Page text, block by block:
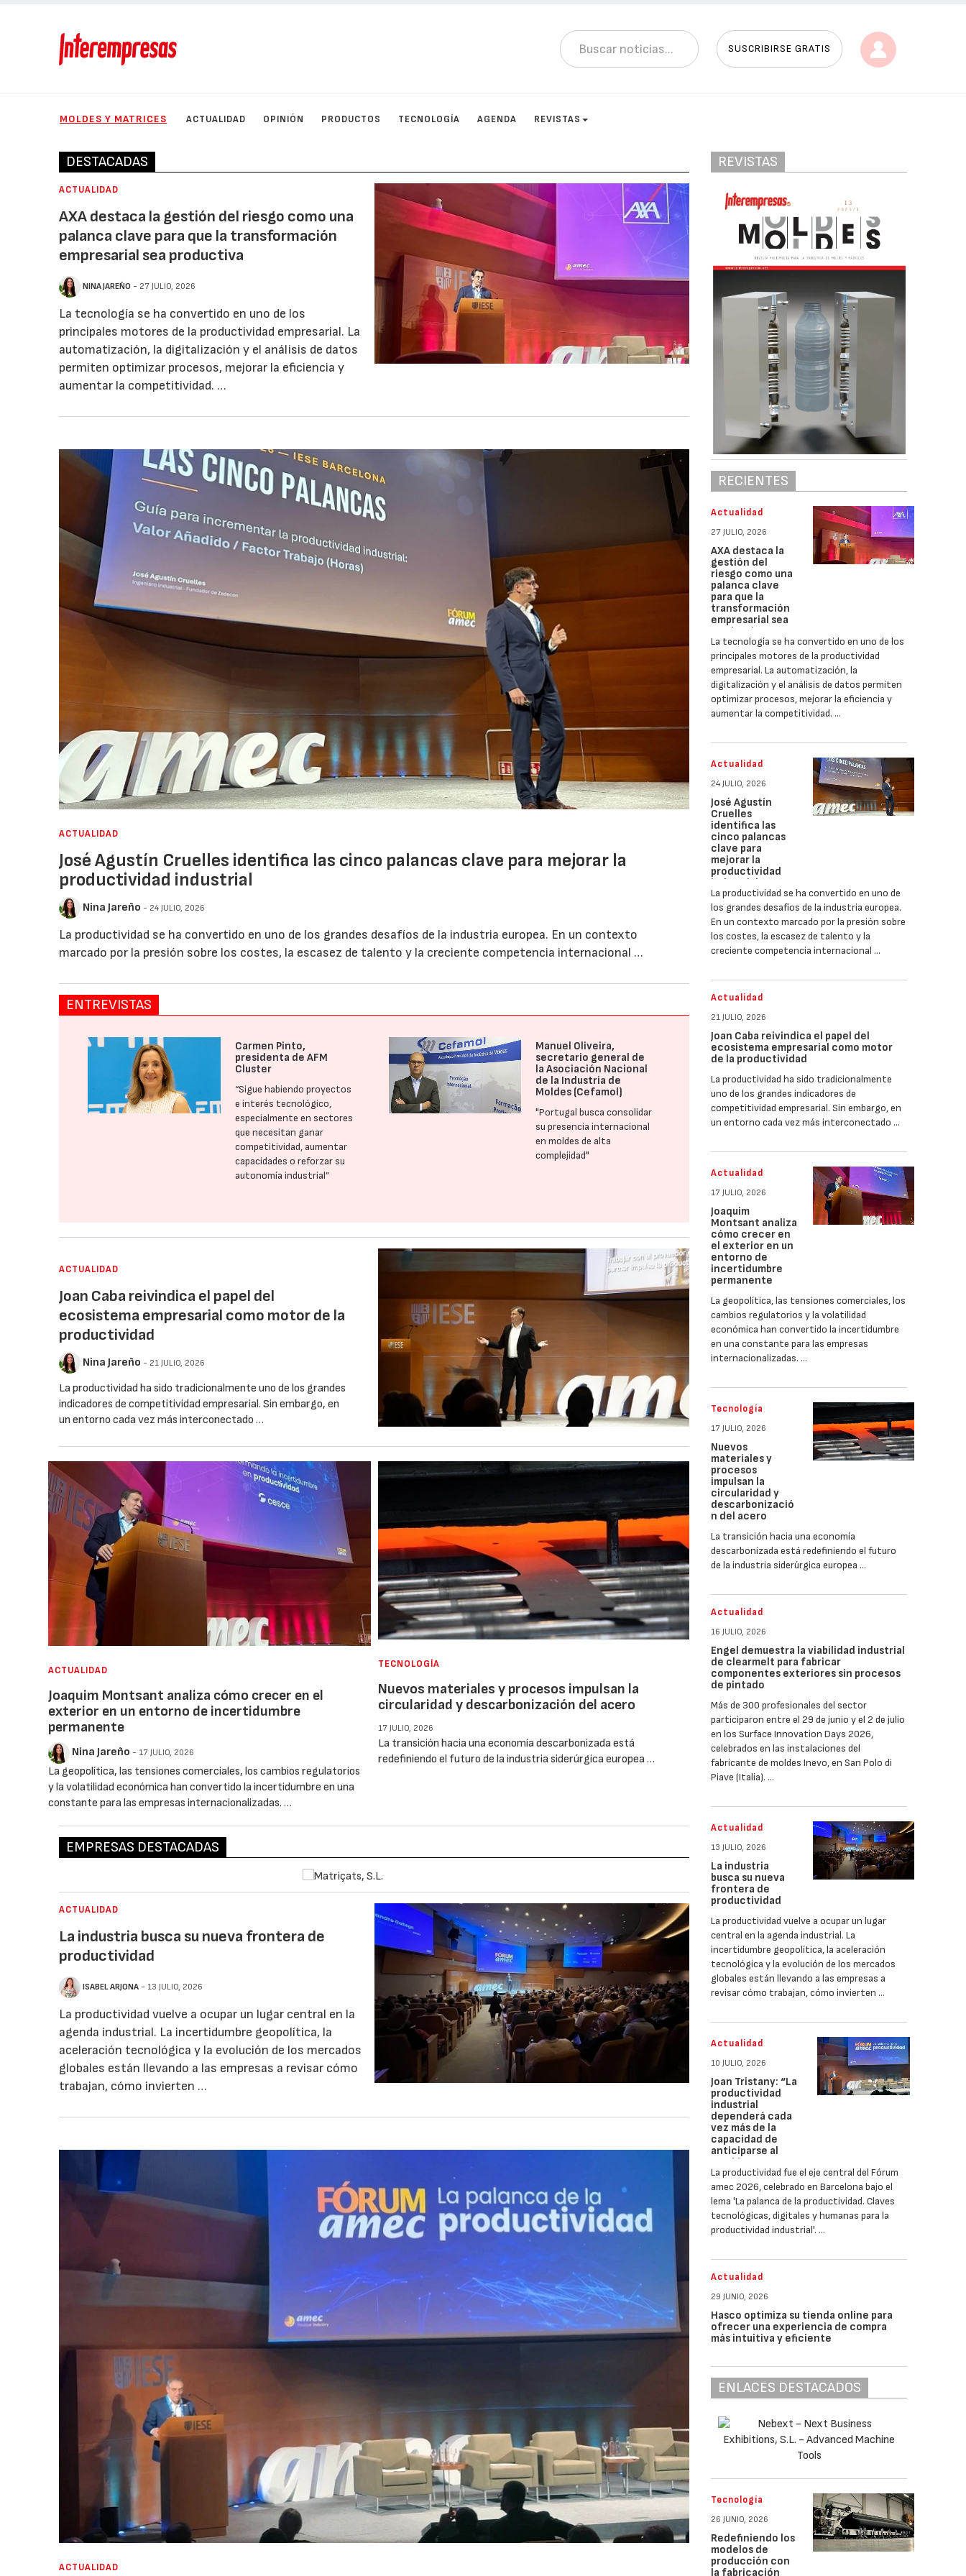
SUSCRIBIRSE GRATIS
MOLDES Y MATRICES ACTUALIDAD OPINIÓN PRODUCTOS TECNOLOGÍA AGENDA REVISTAS
DESTACADAS
ACTUALIDAD
AXA destaca la gestión del riesgo como una
palanca clave para que la transformación
empresarial sea productiva
NINA JAREÑO - 27 JULIO, 2026
La tecnología se ha convertido en uno de los
principales motores de la productividad empresarial. La
automatización, la digitalización y el análisis de datos
permiten optimizar procesos, mejorar la eficiencia y
aumentar la competitividad. …
ACTUALIDAD
José Agustín Cruelles identifica las cinco palancas clave para mejorar la
productividad industrial
Nina Jareño - 24 JULIO, 2026
La productividad se ha convertido en uno de los grandes desafíos de la industria europea. En un contexto
marcado por la presión sobre los costes, la escasez de talento y la creciente competencia internacional …
ENTREVISTAS
Carmen Pinto,
presidenta de AFM
Cluster
“Sigue habiendo proyectos
e interés tecnológico,
especialmente en sectores
que necesitan ganar
competitividad, aumentar
capacidades o reforzar su
autonomía industrial”
Manuel Oliveira,
secretario general de
la Asociación Nacional
de la Industria de
Moldes (Cefamol)
"Portugal busca consolidar
su presencia internacional
en moldes de alta
complejidad"
ACTUALIDAD
Joan Caba reivindica el papel del
ecosistema empresarial como motor de la
productividad
Nina Jareño - 21 JULIO, 2026
La productividad ha sido tradicionalmente uno de los grandes
indicadores de competitividad empresarial. Sin embargo, en
un entorno cada vez más interconectado …
ACTUALIDAD
Joaquim Montsant analiza cómo crecer en el
exterior en un entorno de incertidumbre
permanente
Nina Jareño - 17 JULIO, 2026
La geopolítica, las tensiones comerciales, los cambios regulatorios
y la volatilidad económica han convertido la incertidumbre en una
constante para las empresas internacionalizadas. …
TECNOLOGÍA
Nuevos materiales y procesos impulsan la
circularidad y descarbonización del acero
17 JULIO, 2026
La transición hacia una economía descarbonizada está
redefiniendo el futuro de la industria siderúrgica europea …
EMPRESAS DESTACADAS
ACTUALIDAD
La industria busca su nueva frontera de
productividad
ISABEL ARJONA - 13 JULIO, 2026
La productividad vuelve a ocupar un lugar central en la
agenda industrial. La incertidumbre geopolítica, la
aceleración tecnológica y la evolución de los mercados
globales están llevando a las empresas a revisar cómo
trabajan, cómo invierten …
ACTUALIDAD
REVISTAS
RECIENTES
Actualidad
27 JULIO, 2026
AXA destaca la
gestión del
riesgo como una
palanca clave
para que la
transformación
empresarial sea
productiva
La tecnología se ha convertido en uno de los
principales motores de la productividad
empresarial. La automatización, la
digitalización y el análisis de datos permiten
optimizar procesos, mejorar la eficiencia y
aumentar la competitividad. …
Actualidad
24 JULIO, 2026
José Agustín
Cruelles
identifica las
cinco palancas
clave para
mejorar la
productividad
industrial
La productividad se ha convertido en uno de
los grandes desafíos de la industria europea.
En un contexto marcado por la presión sobre
los costes, la escasez de talento y la
creciente competencia internacional …
Actualidad
21 JULIO, 2026
Joan Caba reivindica el papel del
ecosistema empresarial como motor
de la productividad
La productividad ha sido tradicionalmente
uno de los grandes indicadores de
competitividad empresarial. Sin embargo, en
un entorno cada vez más interconectado …
Actualidad
17 JULIO, 2026
Joaquim
Montsant analiza
cómo crecer en
el exterior en un
entorno de
incertidumbre
permanente
La geopolítica, las tensiones comerciales, los
cambios regulatorios y la volatilidad
económica han convertido la incertidumbre
en una constante para las empresas
internacionalizadas. …
Tecnología
17 JULIO, 2026
Nuevos
materiales y
procesos
impulsan la
circularidad y
descarbonizació
n del acero
La transición hacia una economía
descarbonizada está redefiniendo el futuro
de la industria siderúrgica europea …
Actualidad
16 JULIO, 2026
Engel demuestra la viabilidad industrial
de clearmelt para fabricar
componentes exteriores sin procesos
de pintado
Más de 300 profesionales del sector
participaron entre el 29 de junio y el 2 de julio
en los Surface Innovation Days 2026,
celebrados en las instalaciones del
fabricante de moldes Inevo, en San Polo di
Piave (Italia). …
Actualidad
13 JULIO, 2026
La industria
busca su nueva
frontera de
productividad
La productividad vuelve a ocupar un lugar
central en la agenda industrial. La
incertidumbre geopolítica, la aceleración
tecnológica y la evolución de los mercados
globales están llevando a las empresas a
revisar cómo trabajan, cómo invierten …
Actualidad
10 JULIO, 2026
Joan Tristany: “La
productividad
industrial
dependerá cada
vez más de la
capacidad de
anticiparse al
cambio”
La productividad fue el eje central del Fórum
amec 2026, celebrado en Barcelona bajo el
lema 'La palanca de la productividad. Claves
tecnológicas, digitales y humanas para la
productividad industrial'. …
Actualidad
29 JUNIO, 2026
Hasco optimiza su tienda online para
ofrecer una experiencia de compra
más intuitiva y eficiente
ENLACES DESTACADOS
Tecnología
26 JUNIO, 2026
Redefiniendo los
modelos de
producción con
la fabricación